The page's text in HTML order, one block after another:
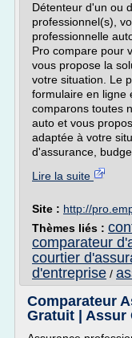
Détenteur d'un ou
professionnel(s),
professionnelle
Pro compare pour
vous propose la
votre situation. Le
formulaire en ligne
comparons toutes
auto et vous
adaptée à votre
d'assurance,
Lire la suite
Site : http://
Thèmes liés :
comparateur
courtier
d'entreprise /
Comparateur
Gratuit | Assur